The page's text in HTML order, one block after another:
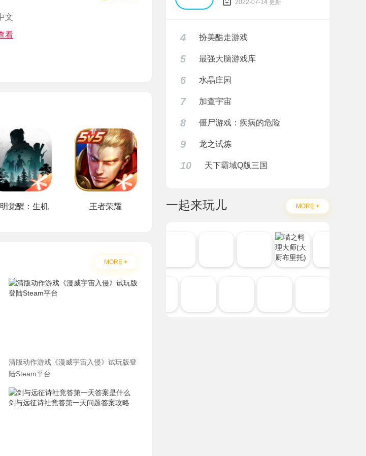
文
看
觉醒：生机 王者荣耀
MORE +
清版动作游戏《漫威宇宙入侵》试玩版登
陆Steam平台
2022-07-14 更新
4 扮美酷走游戏
5 最强大脑游戏库
6 水晶庄园
7 加查宇宙
8 僵尸游戏：疾病的危险
9 龙之试炼
10 天下霸域Q版三国
一起来玩儿 MORE +